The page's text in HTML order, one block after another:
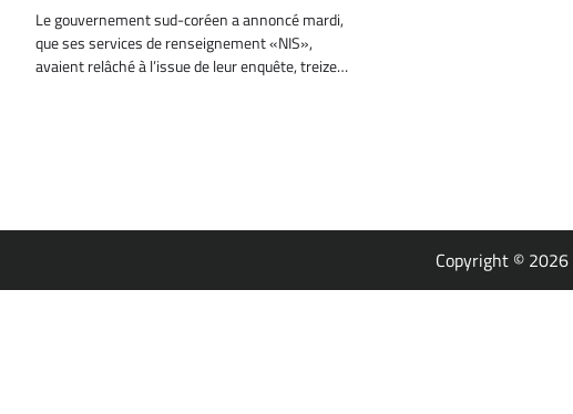
Le gouvernement sud-coréen a annoncé mardi,
que ses services de renseignement «NIS»,
avaient relâché à l’issue de leur enquête, treize…
Copyright © 2026